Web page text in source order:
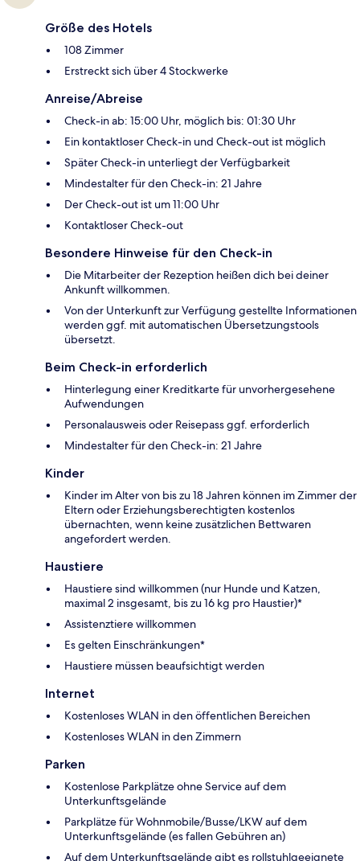
Größe des Hotels
108 Zimmer
Erstreckt sich über 4 Stockwerke
Anreise/Abreise
Check-in ab: 15:00 Uhr, möglich bis: 01:30 Uhr
Ein kontaktloser Check-in und Check-out ist möglich
Später Check-in unterliegt der Verfügbarkeit
Mindestalter für den Check-in: 21 Jahre
Der Check-out ist um 11:00 Uhr
Kontaktloser Check-out
Besondere Hinweise für den Check-in
Die Mitarbeiter der Rezeption heißen dich bei deiner
Ankunft willkommen.
Von der Unterkunft zur Verfügung gestellte Informationen
werden ggf. mit automatischen Übersetzungstools
übersetzt.
Beim Check-in erforderlich
Hinterlegung einer Kreditkarte für unvorhergesehene
Aufwendungen
Personalausweis oder Reisepass ggf. erforderlich
Mindestalter für den Check-in: 21 Jahre
Kinder
Kinder im Alter von bis zu 18 Jahren können im Zimmer der
Eltern oder Erziehungsberechtigten kostenlos
übernachten, wenn keine zusätzlichen Bettwaren
angefordert werden.
Haustiere
Haustiere sind willkommen (nur Hunde und Katzen,
maximal 2 insgesamt, bis zu 16 kg pro Haustier)*
Assistenztiere willkommen
Es gelten Einschränkungen*
Haustiere müssen beaufsichtigt werden
Internet
Kostenloses WLAN in den öffentlichen Bereichen
Kostenloses WLAN in den Zimmern
Parken
Kostenlose Parkplätze ohne Service auf dem
Unterkunftsgelände
Parkplätze für Wohnmobile/Busse/LKW auf dem
Unterkunftsgelände (es fallen Gebühren an)
Auf dem Unterkunftsgelände gibt es rollstuhlgeeignete